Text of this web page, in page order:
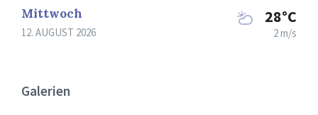
Mittwoch
12. AUGUST 2026
28°C
2 m/s
Galerien